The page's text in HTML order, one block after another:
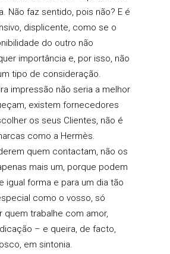
Não faz sentido, pois não? E é
displicente, como se o
do outro não
importância e, por isso, não
tipo de consideração.
impressão não seria a melhor
existem fornecedores
os seus Clientes, não é
como a Hermès.
quem contactam, não os
mais um, porque podem
igual forma e para um dia tão
como o vosso, só
quem trabalhe com amor,
– e queira, de facto,
em sintonia.